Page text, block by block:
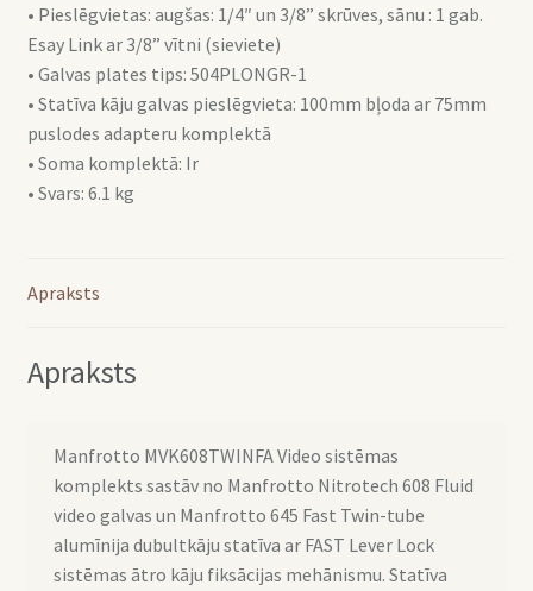
• Pieslēgvietas: augšas: 1/4″ un 3/8” skrūves, sānu : 1 gab.
Esay Link ar 3/8” vītni (sieviete)
• Galvas plates tips: 504PLONGR-1
• Statīva kāju galvas pieslēgvieta: 100mm bļoda ar 75mm
puslodes adapteru komplektā
• Soma komplektā: Ir
• Svars: 6.1 kg
Apraksts
Apraksts
Manfrotto MVK608TWINFA Video sistēmas
komplekts sastāv no Manfrotto Nitrotech 608 Fluid
video galvas un Manfrotto 645 Fast Twin-tube
alumīnija dubultkāju statīva ar FAST Lever Lock
sistēmas ātro kāju fiksācijas mehānismu. Statīva